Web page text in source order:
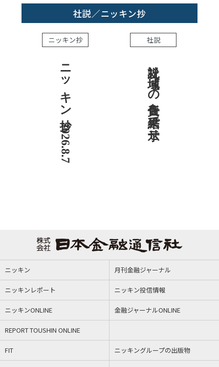
社説／ニッキン抄
ニッキン抄
ニッキン抄 2026.8.7
社説
社説 地域への責任を結果で示せ
ニッキン 月刊金融ジャーナル
ニッキンレポート ニッキン投信情報
ニッキンONLINE 金融ジャーナルONLINE
REPORT TOUSHIN ONLINE
FIT ニッキングループの出版物